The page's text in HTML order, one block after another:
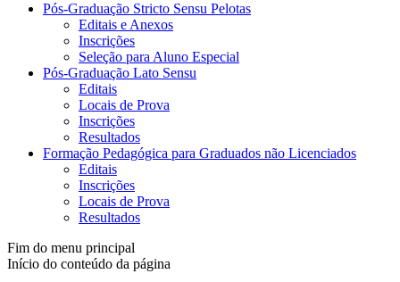
Pós-Graduação Stricto Sensu Pelotas
Editais e Anexos
Inscrições
Seleção para Aluno Especial
Pós-Graduação Lato Sensu
Editais
Locais de Prova
Inscrições
Resultados
Formação Pedagógica para Graduados não Licenciados
Editais
Inscrições
Locais de Prova
Resultados
Fim do menu principal
Início do conteúdo da página